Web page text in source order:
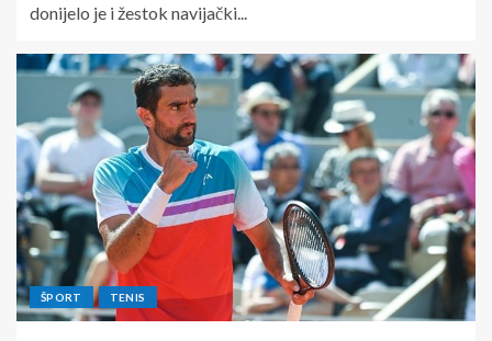
donijelo je i žestok navijački...
ŠPORT TENIS